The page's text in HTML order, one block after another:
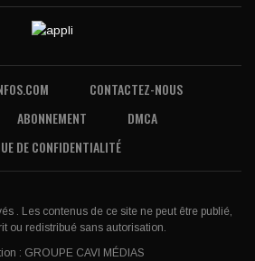
CONTACTEZ-NOUS
ABONNEMENT
DMCA
DE CONFIDENTIALITÉ
. Les contenus de ce site ne peut être publié,
ou redistribué sans autorisation.
: GROUPE CAVI MÉDIAS